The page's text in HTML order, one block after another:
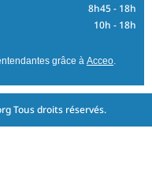
8h45 - 18h
10h - 18h
grâce à Acceo.
Tous droits réservés.